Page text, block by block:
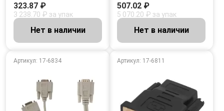
323.87 ₽
3 238.70 ₽ за упак
Нет в наличии
507.02 ₽
5 070.20 ₽ за упак
Нет в наличии
Артикул: 17-6834 Артикул: 17-6811